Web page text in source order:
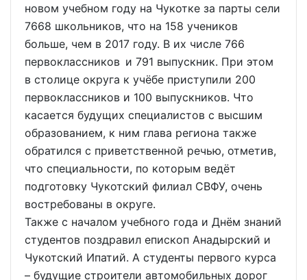
новом учебном году на Чукотке за парты сели
7668 школьников, что на 158 учеников
больше, чем в 2017 году. В их числе 766
первоклассников и 791 выпускник. При этом
в столице округа к учёбе приступили 200
первоклассников и 100 выпускников. Что
касается будущих специалистов с высшим
образованием, к ним глава региона также
обратился с приветственной речью, отметив,
что специальности, по которым ведёт
подготовку Чукотский филиал СВФУ, очень
востребованы в округе.
Также с началом учебного года и Днём знаний
студентов поздравил епископ Анадырский и
Чукотский Ипатий. А студенты первого курса
– будущие строители автомобильных дорог